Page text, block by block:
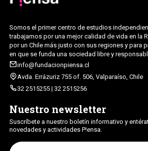
Somos el primer centro de estudios
trabajamos por una mejor calidad de vida en la
por un Chile más justo con sus regiones y para
en que se funda una sociedad libre y
info@fundacionpiensa.cl
Avda. Errázuriz 755 of. 506, Valparaíso, Chile
32 2515255 | 32 2515256
Nuestro newsletter
Suscríbete a nuestro boletín informativo y
novedades y actividades P!ensa.